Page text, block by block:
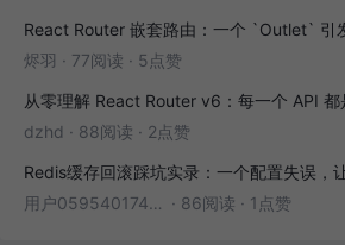
React Router 嵌套路由：一个 `Outlet` 引
烬羽 · 77阅读 · 5点赞
从零理解 React Router v6：每一个 API 都
dzhd · 88阅读 · 2点赞
用户05954017446 · 86阅读 · 1点赞